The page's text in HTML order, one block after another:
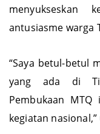
antusiasme warga
“Saya betul-betul
yang ada di
Pembukaan
kegiatan